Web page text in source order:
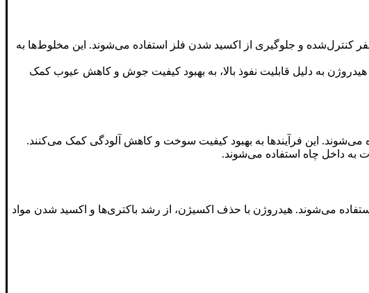
کنترل‌شده و جلوگیری از اکسید شدن فلز استفاده می‌شوند. این مخلوط‌ها به
به دلیل قابلیت نفوذ بالا، به بهبود کیفیت جوش و کاهش عیوب کمک
می‌شوند. این فرآیندها به بهبود کیفیت سوخت و کاهش آلودگی کمک می‌کنند.
به داخل چاه استفاده می‌شوند.
می‌شوند. هیدروژن با حذف اکسیژن، از رشد باکتری‌ها و اکسید شدن مواد